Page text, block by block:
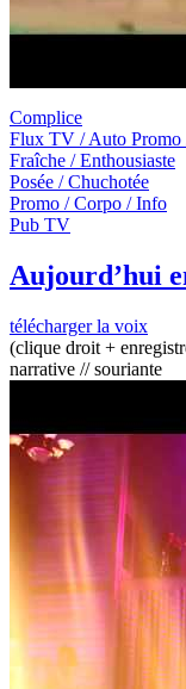
Complice
Flux TV / Auto Promo
Fraîche / Enthousiaste
Posée / Chuchotée
Promo / Corpo / Info
Pub TV
Aujourd’hui
télécharger la voix
(clique droit +
narrative // souriante